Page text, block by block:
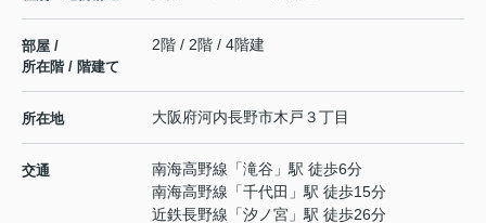
部屋 /
所在階 / 階建て
2階 / 2階 / 4階建
所在地 大阪府河内長野市木戸 ３丁目
交通 南海高野線 「滝谷 」駅 徒歩6分
南海高野線 「千代田 」駅 徒歩15分
近鉄長野線 「汐ノ宮 」駅 徒歩26分